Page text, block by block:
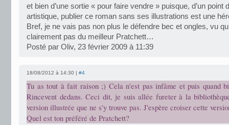
et bien d’une sortie « pour faire vendre » puisque, d’un point
artistique, publier ce roman sans ses illustrations est une
Bref, je ne vais pas non plus le défendre bec et ongles, vu
clairement pas du meilleur Pratchett…
Posté par Oliv, 23 février 2009 à 11:39
18/08/2012 à 14:30 | #4
Tu as tout à fait raison ;) Cela n'est pas infâme et puis quand
Rincevent dedans. Ceci dit, je suis allée fureter à la
version illustrée que ne s'y trouve pas. J'espère croiser cette
Quel est ton préféré de Pratchett?